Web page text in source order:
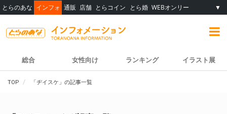
とらのあな インフォ 通販 店舗 とらコイン とら婚 WEBオンリー ▼
総合 女性向け ランキング イラスト展
TOP 「ヂイスケ」の記事一覧